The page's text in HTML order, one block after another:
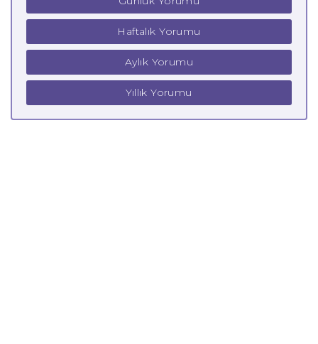
Haftalık Yorumu
Aylık Yorumu
Yıllık Yorumu